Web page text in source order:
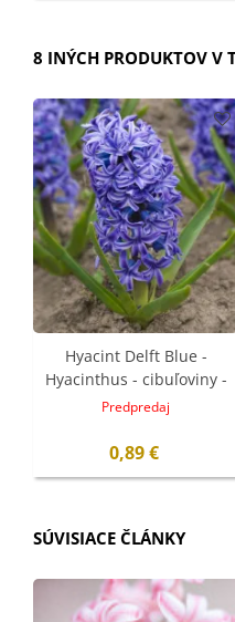
8 INÝCH PRODUKTOV V
Hyacint Delft Blue -
Hyacinthus - cibuľoviny -
1 ks
Predpredaj
0,89 €
SÚVISIACE ČLÁNKY